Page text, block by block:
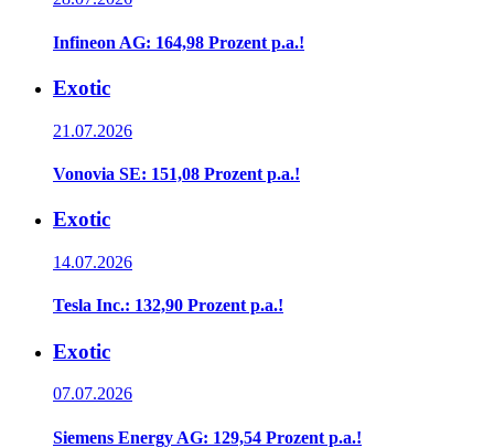
Infineon AG: 164,98 Prozent p.a.!
Exotic
21.07.2026
Vonovia SE: 151,08 Prozent p.a.!
Exotic
14.07.2026
Tesla Inc.: 132,90 Prozent p.a.!
Exotic
07.07.2026
Siemens Energy AG: 129,54 Prozent p.a.!